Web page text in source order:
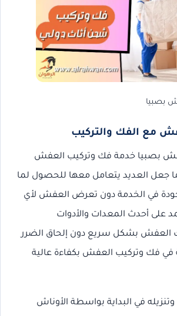
بصبيا
مع الفك والتركيب
بصبيا خدمة فك وتركيب العفش
جعل العديد يتعامل معها للحصول لما
في الخدمة دون تعرض العفش لأي
على أحدث المعدات والأدوات
العفش بشكل سريع دون إلحاق الضرر
في فك وتركيب العفش بكفاءة عالية
في البداية بواسطة الأوناش